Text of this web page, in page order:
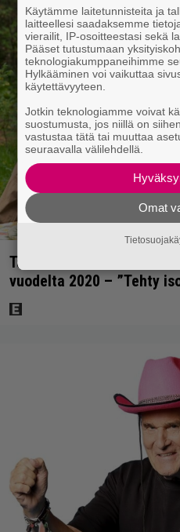
Tänään tv:ssä:
vuodelta 2020 – ”Tehty
Käytämme laitetunnisteita ja
laitteellesi saadaksemme
vierailit, IP-osoitteestasi sekä
Pääset tutustumaan
teknologiakumppaneihimme
Hylkääminen voi vaikuttaa
käytettävyyteen.
Jotkin teknologiamme voivat
suostumusta, jos niillä on
vastustaa tätä tai muuttaa
seuraavalla välilehdellä.
Omat